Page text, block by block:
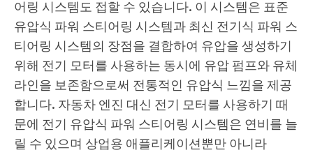
어링 시스템도 접할 수 있습니다. 이 시스템은 표준
유압식 파워 스티어링 시스템과 최신 전기식 파워 스
티어링 시스템의 장점을 결합하여 유압을 생성하기
위해 전기 모터를 사용하는 동시에 유압 펌프와 유체
라인을 보존함으로써 전통적인 유압식 느낌을 제공
합니다. 자동차 엔진 대신 전기 모터를 사용하기 때
문에 전기 유압식 파워 스티어링 시스템은 연비를 늘
릴 수 있으며 상업용 애플리케이션뿐만 아니라